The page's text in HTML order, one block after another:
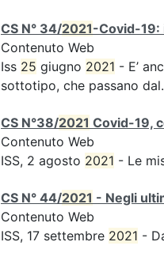
CS N° 34/2021-Covid-19:
Contenuto Web
Iss 25 giugno 2021 - E’
sottotipo, che passano
CS N°38/2021 Covid-19,
Contenuto Web
ISS, 2 agosto 2021 - Le
CS N° 44/2021 - Negli
Contenuto Web
ISS, 17 settembre 2021 -